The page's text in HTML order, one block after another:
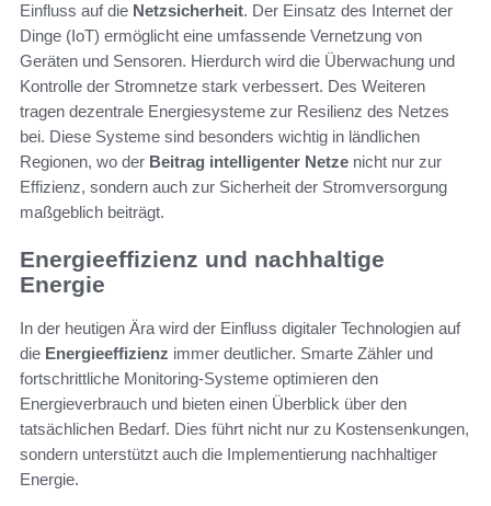
Einfluss auf die Netzsicherheit. Der Einsatz des Internet der
Dinge (IoT) ermöglicht eine umfassende Vernetzung von
Geräten und Sensoren. Hierdurch wird die Überwachung und
Kontrolle der Stromnetze stark verbessert. Des Weiteren
tragen dezentrale Energiesysteme zur Resilienz des Netzes
bei. Diese Systeme sind besonders wichtig in ländlichen
Regionen, wo der Beitrag intelligenter Netze nicht nur zur
Effizienz, sondern auch zur Sicherheit der Stromversorgung
maßgeblich beiträgt.
Energieeffizienz und nachhaltige
Energie
In der heutigen Ära wird der Einfluss digitaler Technologien auf
die Energieeffizienz immer deutlicher. Smarte Zähler und
fortschrittliche Monitoring-Systeme optimieren den
Energieverbrauch und bieten einen Überblick über den
tatsächlichen Bedarf. Dies führt nicht nur zu Kostensenkungen,
sondern unterstützt auch die Implementierung nachhaltiger
Energie.